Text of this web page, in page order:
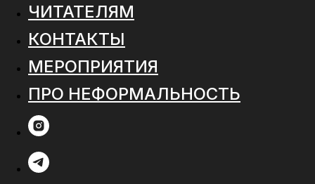
ЧИТАТЕЛЯМ
КОНТАКТЫ
МЕРОПРИЯТИЯ
ПРО НЕФОРМАЛЬНОСТЬ